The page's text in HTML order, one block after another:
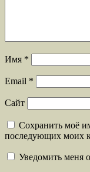
Имя *
Email *
Сайт
Сохранить моё
последующих моих
Уведомить меня